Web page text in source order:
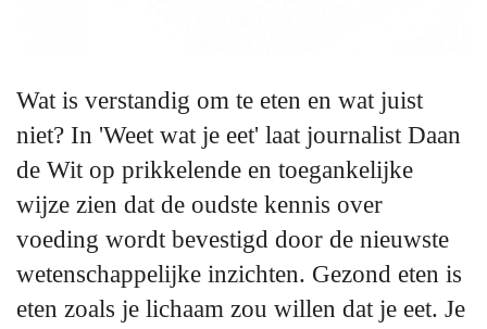
Wat is verstandig om te eten en wat juist
niet? In 'Weet wat je eet' laat journalist Daan
de Wit op prikkelende en toegankelijke
wijze zien dat de oudste kennis over
voeding wordt bevestigd door de nieuwste
wetenschappelijke inzichten. Gezond eten is
eten zoals je lichaam zou willen dat je eet. Je